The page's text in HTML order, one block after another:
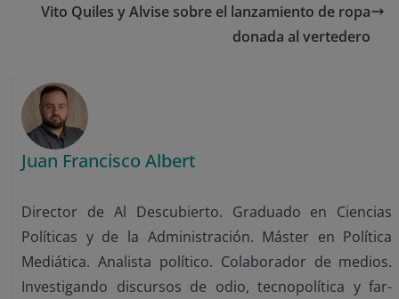
Vito Quiles y Alvise sobre el lanzamiento de ropa
donada al vertedero
Juan Francisco Albert
Director de Al Descubierto. Graduado en Ciencias
Políticas y de la Administración. Máster en Política
Mediática. Analista político. Colaborador de medios.
Investigando discursos de odio, tecnopolítica y far-